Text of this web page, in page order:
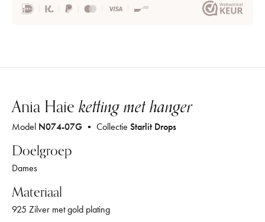
Ania Haieketting met hanger
Model N074-07G • Collectie Starlit Drops
Doelgroep
Dames
Materiaal
925 Zilver met gold plating